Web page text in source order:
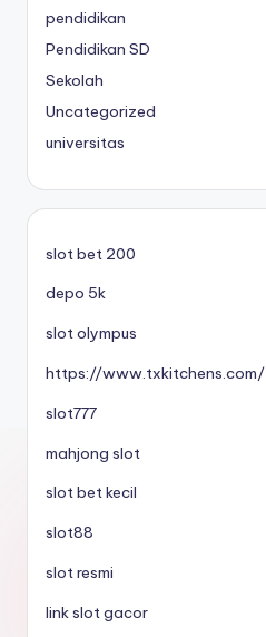
pendidikan
Pendidikan SD
Sekolah
Uncategorized
universitas
slot bet 200
depo 5k
slot olympus
https://www.txkitchens.com/
slot777
mahjong slot
slot bet kecil
slot88
slot resmi
link slot gacor